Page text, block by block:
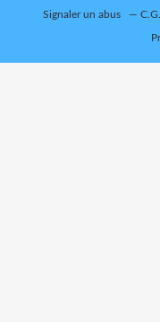
Signaler un abus